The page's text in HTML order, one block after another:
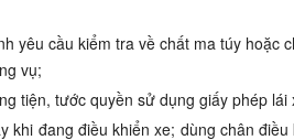
yêu cầu kiểm tra về chất ma túy hoặc
vụ;
tiện, tước quyền sử dụng giấy phép
khi đang điều khiển xe; dùng chân